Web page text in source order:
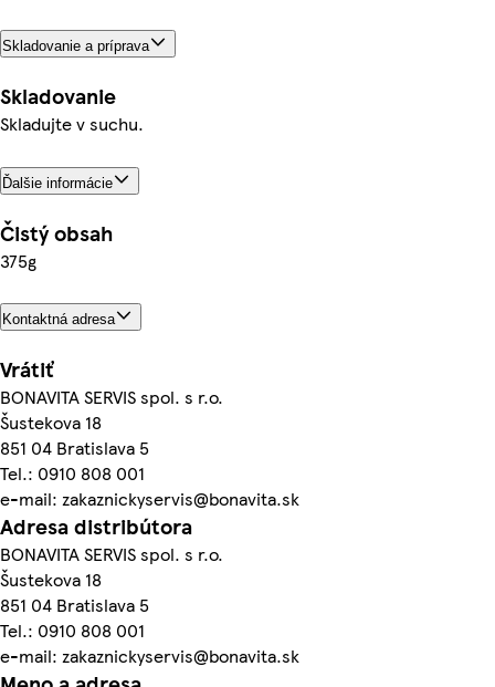
Skladovanie a príprava
Skladovanie
Skladujte v suchu.
Ďalšie informácie
Čistý obsah
375g
Kontaktná adresa
Vrátiť
BONAVITA SERVIS spol. s r.o.
Šustekova 18
851 04 Bratislava 5
Tel.: 0910 808 001
e-mail: zakaznickyservis@bonavita.sk
Adresa distribútora
BONAVITA SERVIS spol. s r.o.
Šustekova 18
851 04 Bratislava 5
Tel.: 0910 808 001
e-mail: zakaznickyservis@bonavita.sk